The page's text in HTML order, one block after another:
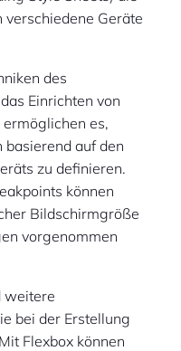
Geräte
des
Einrichten von
ermöglichen es,
auf den
zu definieren.
können
Bildschirmgröße
vorgenommen
weitere
bei der Erstellung
Flexbox können